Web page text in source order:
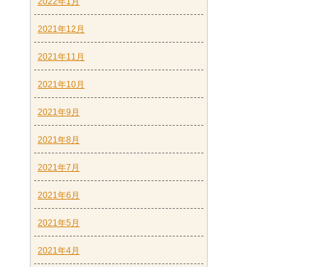
2021年12月
2021年11月
2021年10月
2021年9月
2021年8月
2021年7月
2021年6月
2021年5月
2021年4月